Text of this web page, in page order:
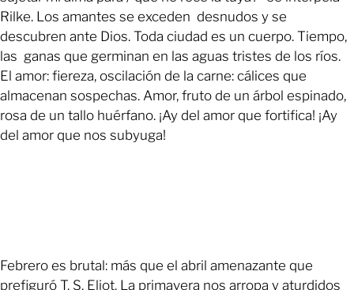
Rilke. Los amantes se exceden desnudos y se
descubren ante Dios. Toda ciudad es un cuerpo. Tiempo,
las ganas que germinan en las aguas tristes de los ríos.
El amor: fiereza, oscilación de la carne: cálices que
almacenan sospechas. Amor, fruto de un árbol espinado,
rosa de un tallo huérfano. ¡Ay del amor que fortifica! ¡Ay
del amor que nos subyuga!
Febrero es brutal: más que el abril amenazante que
prefiguró T. S. Eliot. La primavera nos arropa y aturdidos